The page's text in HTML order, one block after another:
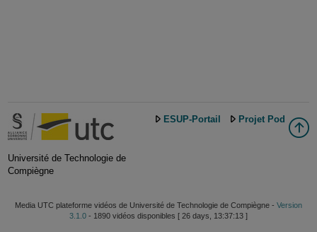
Université de Technologie de
Compiègne
ESUP-Portail Projet Pod
Media UTC plateforme vidéos de Université de Technologie de Compiègne - Version
3.1.0 - 1890 vidéos disponibles [ 26 days, 13:37:13 ]